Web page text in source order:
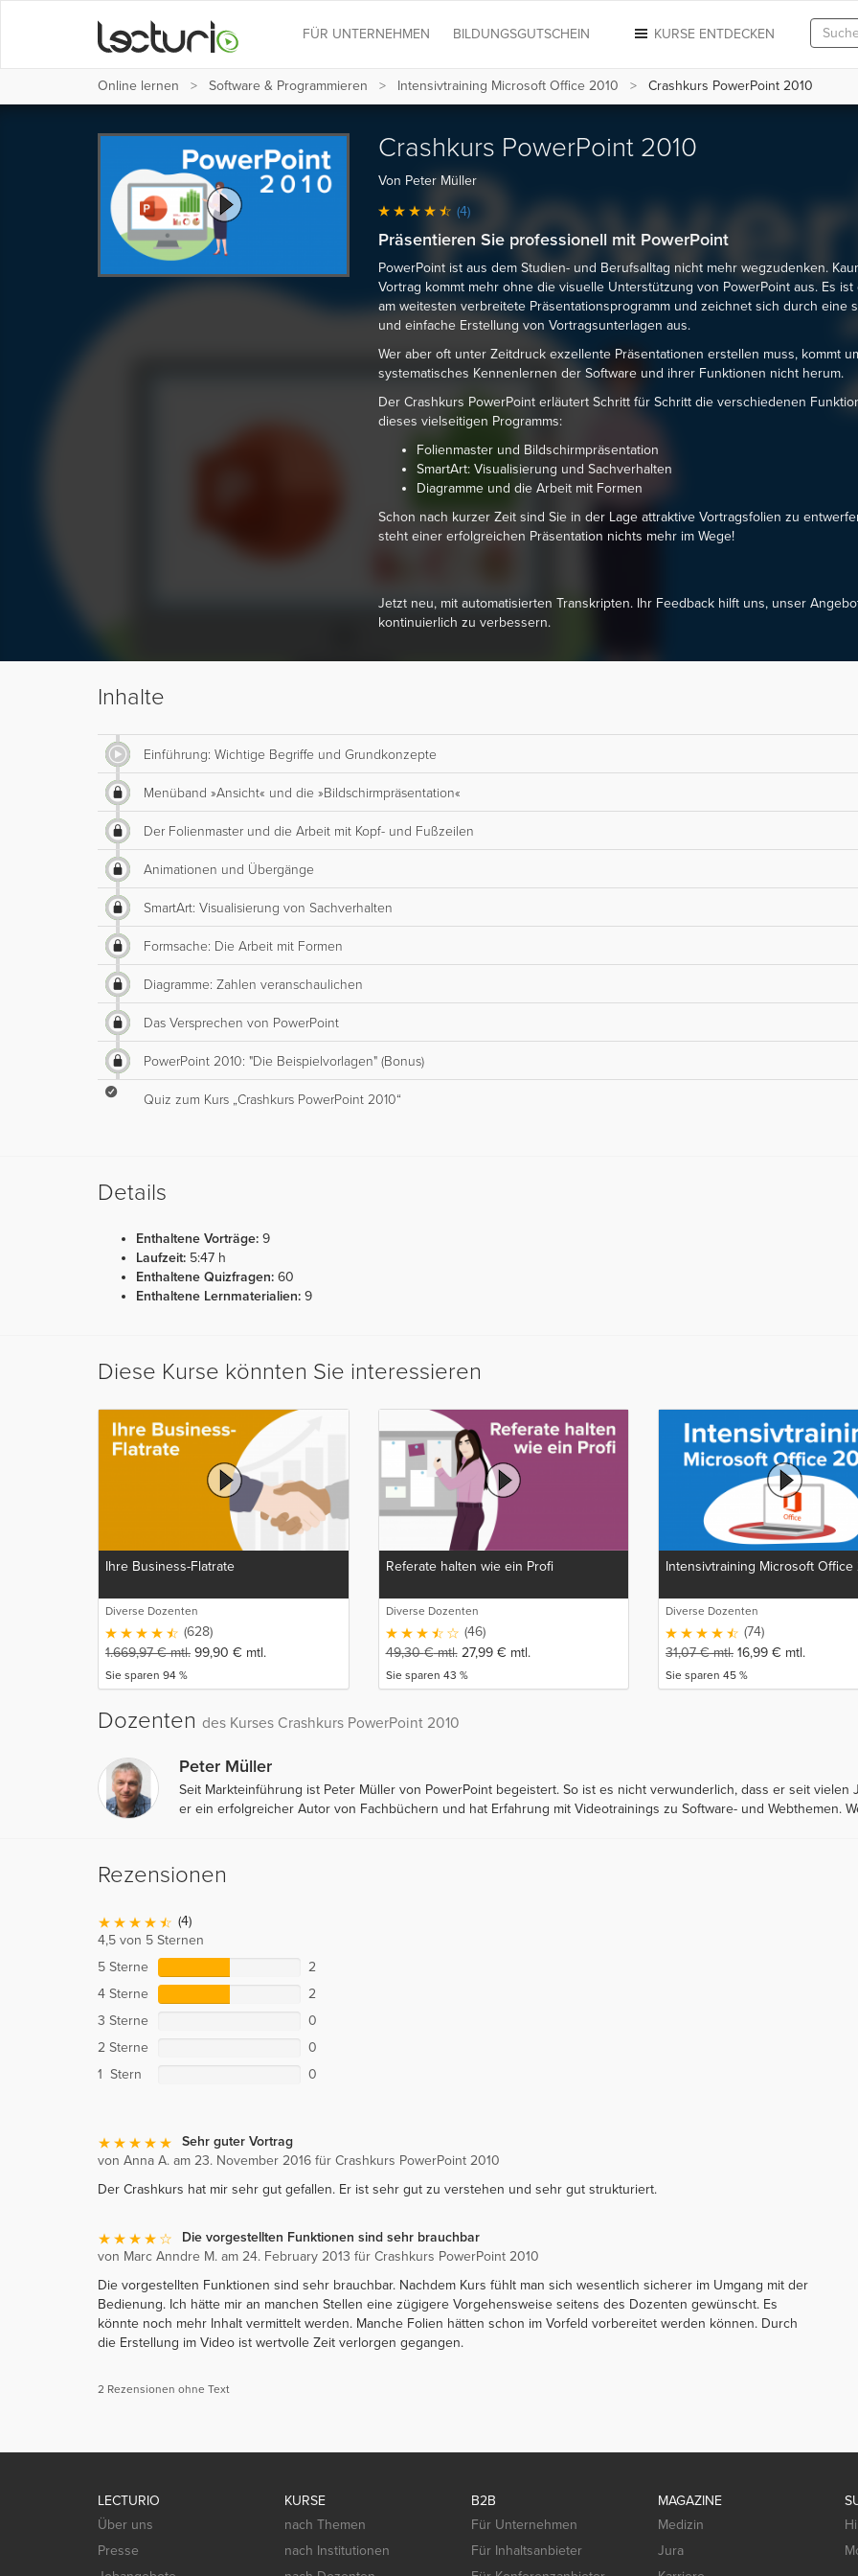
KURSE ENTDECKEN
FÜR UNTERNEHMEN BILDUNGSGUTSCHEIN
Online lernen Software & Programmieren Intensivtraining Microsoft Office 2010 Crashkurs PowerPoint 2010
Crashkurs PowerPoint 2010
Von Peter Müller
(4)
Präsentieren Sie professionell mit PowerPoint
PowerPoint ist aus dem Studien- und Berufsalltag nicht mehr wegzudenken.
Vortrag kommt mehr ohne die visuelle Unterstützung von PowerPoint aus. Es ist
am weitesten verbreitete Präsentationsprogramm und zeichnet sich durch eine
und einfache Erstellung von Vortragsunterlagen aus.
Wer aber oft unter Zeitdruck exzellente Präsentationen erstellen muss, kommt
systematisches Kennenlernen der Software und ihrer Funktionen nicht herum.
Der Crashkurs PowerPoint erläutert Schritt für Schritt die verschiedenen
dieses vielseitigen Programms:
Folienmaster und Bildschirmpräsentation
SmartArt: Visualisierung und Sachverhalten
Diagramme und die Arbeit mit Formen
Schon nach kurzer Zeit sind Sie in der Lage attraktive Vortragsfolien zu
steht einer erfolgreichen Präsentation nichts mehr im Wege!
Jetzt neu, mit automatisierten Transkripten. Ihr Feedback hilft uns, unser
kontinuierlich zu verbessern.
Inhalte
Einführung: Wichtige Begriffe und Grundkonzepte
Menüband »Ansicht« und die »Bildschirmpräsentation«
Der Folienmaster und die Arbeit mit Kopf- und Fußzeilen
Animationen und Übergänge
SmartArt: Visualisierung von Sachverhalten
Formsache: Die Arbeit mit Formen
Diagramme: Zahlen veranschaulichen
Das Versprechen von PowerPoint
PowerPoint 2010: "Die Beispielvorlagen" (Bonus)
Quiz zum Kurs „Crashkurs PowerPoint 2010“
Details
Enthaltene Vorträge: 9
Laufzeit: 5:47 h
Enthaltene Quizfragen: 60
Enthaltene Lernmaterialien: 9
Diese Kurse könnten Sie interessieren
Ihre Business-Flatrate
Diverse Dozenten
(628)
1.669,97€mtl. 99,90 € mtl.
Sie sparen 94 %
Referate halten wie ein Profi
Diverse Dozenten
(46)
49,30€mtl. 27,99 € mtl.
Sie sparen 43 %
Intensivtraining Microsoft Office
Diverse Dozenten
(74)
31,07€mtl. 16,99 € mtl.
Sie sparen 45 %
Dozenten des Kurses Crashkurs PowerPoint 2010
Peter Müller
Seit Markteinführung ist Peter Müller von PowerPoint begeistert. So ist es nicht verwunderlich, dass er seit
er ein erfolgreicher Autor von Fachbüchern und hat Erfahrung mit Videotrainings zu Software- und Webthemen.
Rezensionen
(4)
4,5 von 5 Sternen
5 Sterne
2
4 Sterne
2
3 Sterne
0
2 Sterne
0
1 Stern
0
Sehr guter Vortrag
von Anna A. am 23. November 2016 für Crashkurs PowerPoint 2010
Der Crashkurs hat mir sehr gut gefallen. Er ist sehr gut zu verstehen und sehr gut strukturiert.
Die vorgestellten Funktionen sind sehr brauchbar
von Marc Anndre M. am 24. February 2013 für Crashkurs PowerPoint 2010
Die vorgestellten Funktionen sind sehr brauchbar. Nachdem Kurs fühlt man sich wesentlich sicherer im Umgang mit der
Bedienung. Ich hätte mir an manchen Stellen eine zügigere Vorgehensweise seitens des Dozenten gewünscht. Es
könnte noch mehr Inhalt vermittelt werden. Manche Folien hätten schon im Vorfeld vorbereitet werden können. Durch
die Erstellung im Video ist wertvolle Zeit verlorgen gegangen.
2 Rezensionen ohne Text
LECTURIO
Über uns
Presse
KURSE
nach Themen
nach Institutionen
B2B
Für Unternehmen
Für Inhaltsanbieter
MAGAZINE
Medizin
Jura